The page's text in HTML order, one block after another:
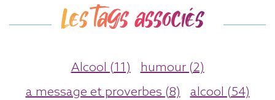
Les tags associés
Alcool (11)
humour (2)
a message et proverbes (8)
alcool (54)